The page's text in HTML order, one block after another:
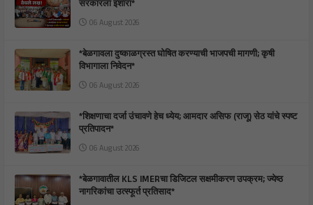
सरकारला इशारा*
06 August 2026
*बेळगावला दुष्काळग्रस्त घोषित करण्याची भाजपची मागणी; कृषी
विभागाला निवेदन*
06 August 2026
*शिक्षणाचा दर्जा उंचावणे हेच ध्येय; आमदार असिफ (राजू) सेठ यांचे स्पष्ट
प्रतिपादन*
06 August 2026
*बेळगावातील KLS IMERचा डिजिटल सक्षमीकरण उपक्रम; ज्येष्ठ
नागरिकांचा उत्स्फूर्त प्रतिसाद*